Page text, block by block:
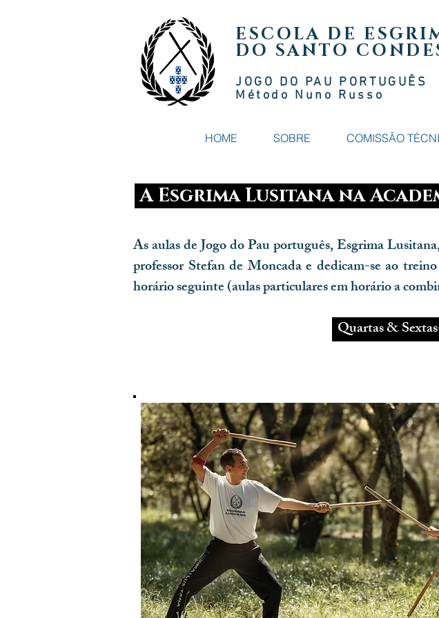
ESCOLA DE
DO SANTO
JOGO DO PAU PORTUGUÊS
Método Nuno Russ o
HOME SOBRE COMISSÃO
A Esgrima Lusitana na
As aulas de Jogo do Pau português, Esgrima
professor Stefan de Moncada e dedicam-se ao
horário seguinte (aulas particulares em horário a
Quartas &